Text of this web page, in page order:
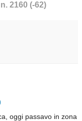
2160 (-62)
oggi passavo in zona